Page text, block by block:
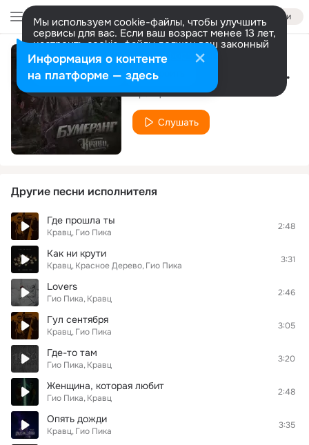
Войти
Мы используем cookie-файлы, чтобы улучшить
сервисы для вас. Если ваш возраст менее 13 лет,
настроить cookie-файлы должен ваш законный
представитель. Больше информации
Разрешить все Настроить Не насосала, а подарили
Кравц
Слушать
Другие песни исполнителя
Где прошла ты
Кравц Гио Пика
2:48
Как ни крути
Кравц Красное Дерево Гио Пика
3:31
Lovers
Гио Пика Кравц
2:46
Гул сентября
Кравц Гио Пика
3:05
Где-то там
Гио Пика Кравц
3:20
Женщина, которая любит
Гио Пика Кравц
2:48
Опять дожди
Кравц Гио Пика
3:35
Информация о контенте
на платформе — здесь